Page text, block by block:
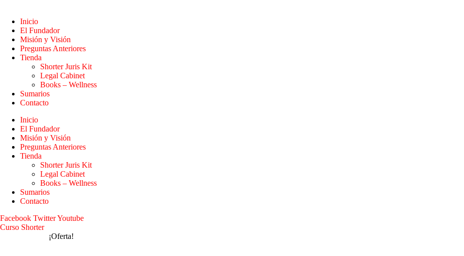
Inicio
El Fundador
Misión y Visión
Preguntas Anteriores
Tienda
Shorter Juris Kit
Legal Cabinet
Books – Wellness
Sumarios
Contacto
Inicio
El Fundador
Misión y Visión
Preguntas Anteriores
Tienda
Shorter Juris Kit
Legal Cabinet
Books – Wellness
Sumarios
Contacto
Facebook TwitterYoutube
Curso Shorter
¡Oferta!